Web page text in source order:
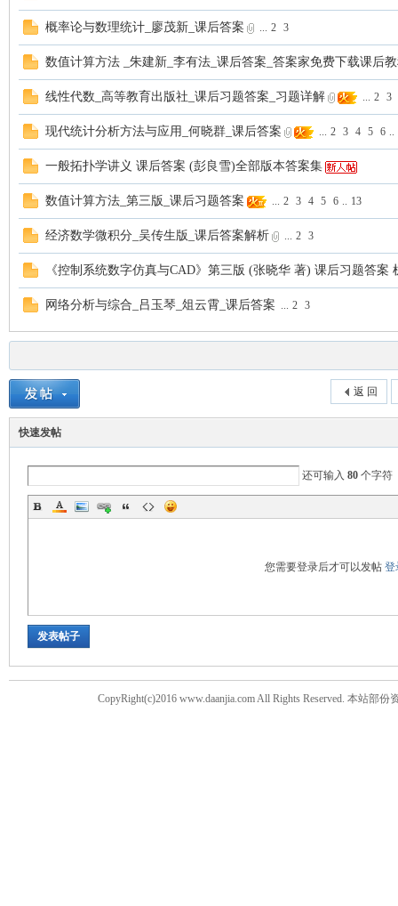
概率论与数理统计_廖茂新_课后答案 ... 2 3
数值计算方法 _朱建新_李有法_课后答案_答案家免费下载课后
线性代数_高等教育出版社_课后习题答案_习题详解 ... 2 3
现代统计分析方法与应用_何晓群_课后答案 ... 2 3 4 5 6 ..
一般拓扑学讲义 课后答案 (彭良雪)全部版本答案集
数值计算方法_第三版_课后习题答案 ... 2 3 4 5 6 .. 13
经济数学微积分_吴传生版_课后答案解析 ... 2 3
《控制系统数字仿真与CAD》第三版 (张晓华 著) 课后习题答案
网络分析与综合_吕玉琴_俎云霄_课后答案 ... 2 3
返 回
快速发帖
还可输入 80 个字符
您需要登录后才可以发帖 登
发表帖子
CopyRight(c)2016 www.daanjia.com All Rights Reserved. 本站